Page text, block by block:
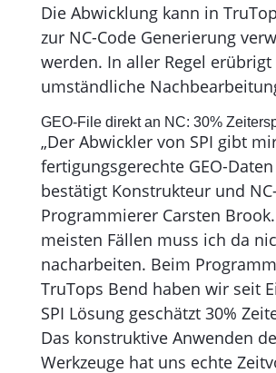
Die Abwicklung kann in
zur NC-Code Generierung
werden. In aller Regel
umständliche
GEO-File direkt an NC: 30%
„Der Abwickler von SPI gibt
fertigungsgerechte GEO-Daten
bestätigt Konstrukteur und NC-
Programmierer Carsten
meisten Fällen muss ich da
nacharbeiten. Beim
TruTops Bend haben wir seit
SPI Lösung geschätzt 30%
Das konstruktive Anwen­den
Werkzeuge hat uns echte